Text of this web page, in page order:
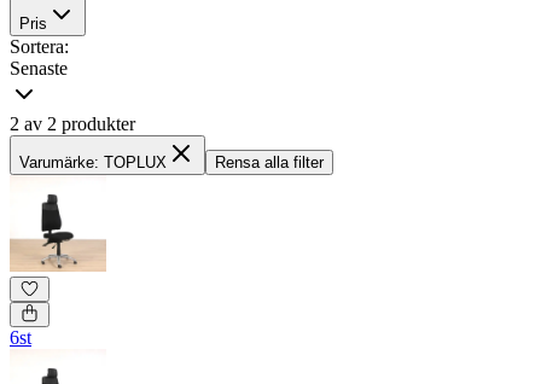
Pris
Sortera:
Senaste
2 av 2 produkter
Varumärke: TOPLUX Rensa alla filter
6st